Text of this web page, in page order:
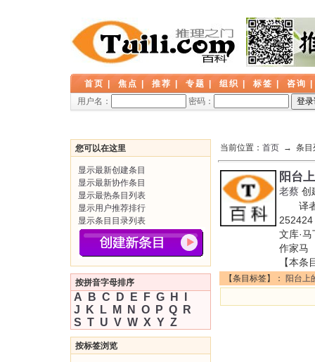
首页 焦点 推荐 专题 组织 标签 咨询
用户名：
密码：
您可以在这里
显示最新创建条目
显示最新协作条目
显示最热条目列表
显示用户推荐排行
显示条目目录列表
按拼音字母排序
A B C D E F G H
J
K L M N O P Q
R
S T U V W X Y Z
按标签浏览
当前位置： 首页 → 条目
阳台
老蔡 创
译者:
文库·
作家马
【本条
【条目标签】： 阳台上